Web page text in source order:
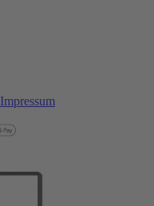
Impressum